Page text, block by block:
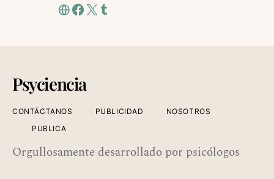
Psyciencia
CONTÁCTANOS PUBLICIDAD
NOSOTROS
PUBLICA
Orgullosamente desarrollado por psicólogos